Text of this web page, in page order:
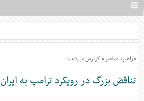
تغییر
وضعیت
منوی
ها
«راهبرد معاصر» گزارش می‌دهد؛
تناقض بزرگ در رویکرد ترامپ به ایران